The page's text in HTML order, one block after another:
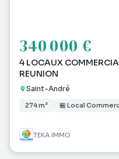
340 000 €
4 LOCAUX
REUNION
Saint-André
274 m² 🏪 Local
TEKA IMMO